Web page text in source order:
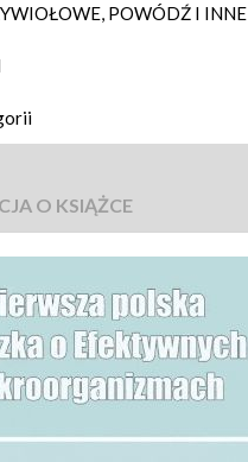
POWÓDŹ I INNE
O KSIĄŻCE